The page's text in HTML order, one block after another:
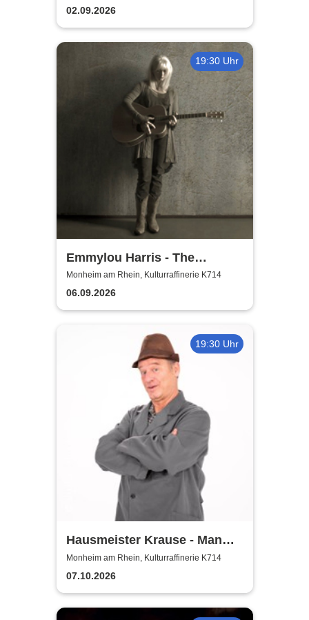
02.09.2026
19:30 Uhr
Emmylou Harris - The
European Farewell Tour
Monheim am Rhein, Kulturraffinerie K714
06.09.2026
19:30 Uhr
Hausmeister Krause - Man
lebt nur zweimal
Monheim am Rhein, Kulturraffinerie K714
07.10.2026